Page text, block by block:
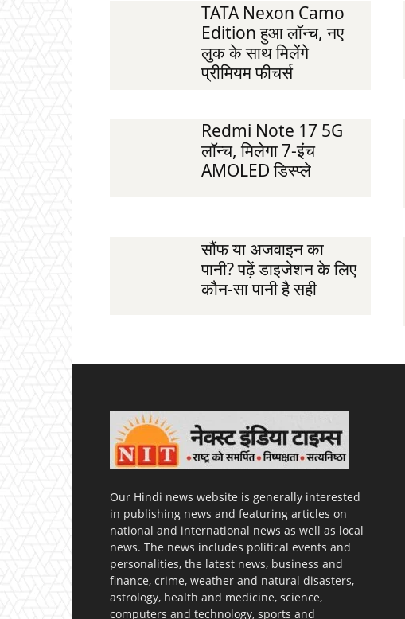
TATA Nexon Camo
Edition हुआ लॉन्च, नए
लुक के साथ मिलेंगे
प्रीमियम फीचर्स
Redmi Note 17 5G
लॉन्च, मिलेगा 7-इंच
AMOLED डिस्प्ले
सौंफ या अजवाइन का
पानी? पढ़ें डाइजेशन के लिए
कौन-सा पानी है सही
Our Hindi news website is generally interested
in publishing news and featuring articles on
national and international news as well as local
news. The news includes political events and
personalities, the latest news, business and
finance, crime, weather and natural disasters,
astrology, health and medicine, science,
computers and technology, sports and